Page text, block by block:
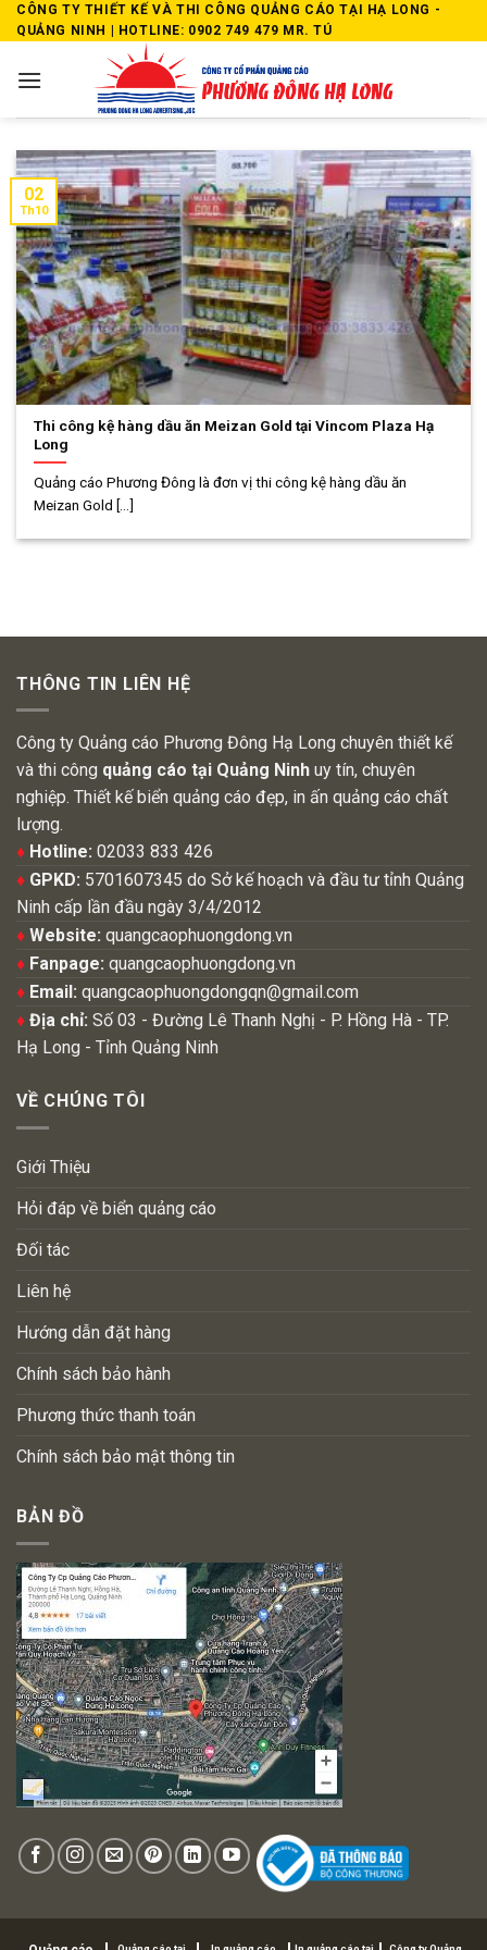
Skip
to
CÔNG TY THIẾT KẾ VÀ THI CÔNG QUẢNG CÁO TẠI HẠ LONG -
QUẢNG NINH | HOTLINE: 0902 749 479 MR. TÚ
Thi công kệ hàng dầu ăn Meizan Gold tại Vincom Plaza Hạ
Long
Quảng cáo Phương Đông là đơn vị thi công kệ hàng dầu ăn
Meizan Gold [...]
02
Th10
THÔNG TIN LIÊN HỆ
Công ty Quảng cáo Phương Đông Hạ Long chuyên thiết kế
và thi công quảng cáo tại Quảng Ninh uy tín, chuyên
nghiệp. Thiết kế biển quảng cáo đẹp, in ấn quảng cáo chất
lượng.
♦ Hotline: 02033 833 426
♦ GPKD: 5701607345 do Sở kế hoạch và đầu tư tỉnh Quảng
Ninh cấp lần đầu ngày 3/4/2012
♦ Website: quangcaophuongdong.vn
♦ Fanpage: quangcaophuongdong.vn
♦ Email: quangcaophuongdongqn@gmail.com
♦ Địa chỉ: Số 03 - Đường Lê Thanh Nghị - P. Hồng Hà - TP.
Hạ Long - Tỉnh Quảng Ninh
VỀ CHÚNG TÔI
Giới Thiệu
Hỏi đáp về biển quảng cáo
Đối tác
Liên hệ
Hướng dẫn đặt hàng
Chính sách bảo hành
Phương thức thanh toán
Chính sách bảo mật thông tin
BẢN ĐỒ